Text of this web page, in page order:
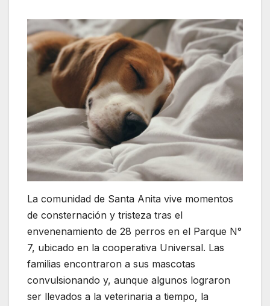
La comunidad de Santa Anita vive momentos
de consternación y tristeza tras el
envenenamiento de 28 perros en el Parque N°
7, ubicado en la cooperativa Universal. Las
familias encontraron a sus mascotas
convulsionando y, aunque algunos lograron
ser llevados a la veterinaria a tiempo, la